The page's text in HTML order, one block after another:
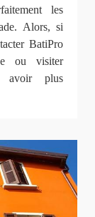
les
Alors, si
BatiPro
ou visiter
avoir plus